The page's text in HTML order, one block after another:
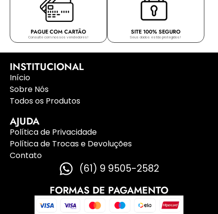
PAGUE COM CARTÃO
Consulte com nossos vendedores!
SITE 100% SEGURO
Seus dados estão protegidos!
INSTITUCIONAL
Início
Sobre Nós
Todos os Produtos
AJUDA
Política de Privacidade
Política de Trocas e Devoluções
Contato
(61) 9 9505-2582
FORMAS DE PAGAMENTO